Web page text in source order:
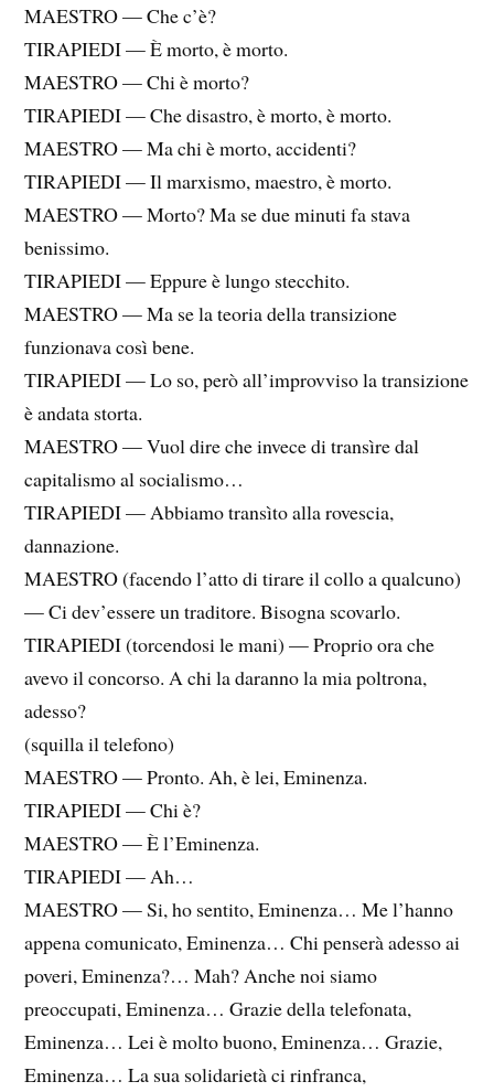
MAESTRO — Che c’è?
TIRAPIEDI — È morto, è morto.
MAESTRO — Chi è morto?
TIRAPIEDI — Che disastro, è morto, è morto.
MAESTRO — Ma chi è morto, accidenti?
TIRAPIEDI — Il marxismo, maestro, è morto.
MAESTRO — Morto? Ma se due minuti fa stava
benissimo.
TIRAPIEDI — Eppure è lungo stecchito.
MAESTRO — Ma se la teoria della transizione
funzionava così bene.
TIRAPIEDI — Lo so, però all’improvviso la transizione
è andata storta.
MAESTRO — Vuol dire che invece di transìre dal
capitalismo al socialismo…
TIRAPIEDI — Abbiamo transìto alla rovescia,
dannazione.
MAESTRO (facendo l’atto di tirare il collo a qualcuno)
— Ci dev’essere un traditore. Bisogna scovarlo.
TIRAPIEDI (torcendosi le mani) — Proprio ora che
avevo il concorso. A chi la daranno la mia poltrona,
adesso?
(squilla il telefono)
MAESTRO — Pronto. Ah, è lei, Eminenza.
TIRAPIEDI — Chi è?
MAESTRO — È l’Eminenza.
TIRAPIEDI — Ah…
MAESTRO — Si, ho sentito, Eminenza… Me l’hanno
appena comunicato, Eminenza… Chi penserà adesso ai
poveri, Eminenza?… Mah? Anche noi siamo
preoccupati, Eminenza… Grazie della telefonata,
Eminenza… Lei è molto buono, Eminenza… Grazie,
Eminenza… La sua solidarietà ci rinfranca,